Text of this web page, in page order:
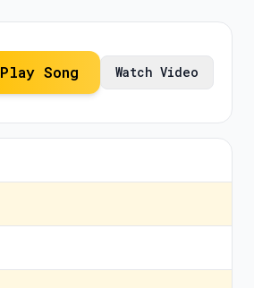
Play Song Watch Video